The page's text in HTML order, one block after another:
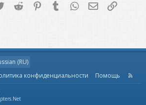
Twitter Reddit PinterestTumblr WhatsAppЭлектронная
(RU)
конфиденциальности Помощь
R